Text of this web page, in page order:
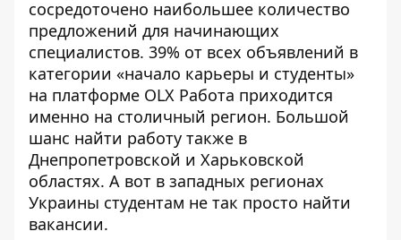
сосредоточено наибольшее количество
предложений для начинающих
специалистов. 39% от всех объявлений в
категории «начало карьеры и студенты»
на платформе OLX Работа приходится
именно на столичный регион. Большой
шанс найти работу также в
Днепропетровской и Харьковской
областях. А вот в западных регионах
Украины студентам не так просто найти
вакансии.